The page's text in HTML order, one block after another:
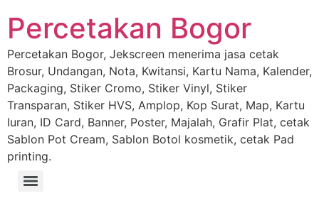
Percetakan Bogor
Percetakan Bogor, Jekscreen menerima jasa cetak
Brosur, Undangan, Nota, Kwitansi, Kartu Nama, Kalender,
Packaging, Stiker Cromo, Stiker Vinyl, Stiker
Transparan, Stiker HVS, Amplop, Kop Surat, Map, Kartu
Iuran, ID Card, Banner, Poster, Majalah, Grafir Plat, cetak
Sablon Pot Cream, Sablon Botol kosmetik, cetak Pad
printing.